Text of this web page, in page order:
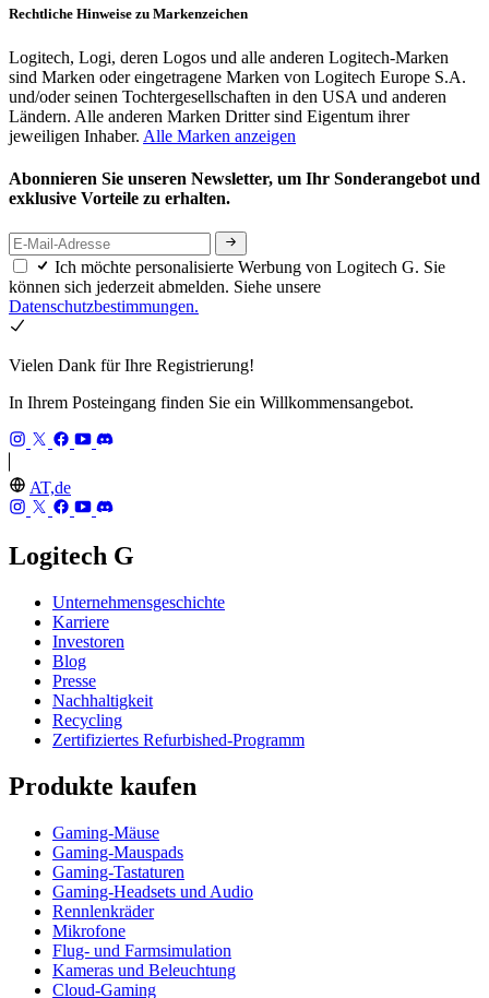
Rechtliche Hinweise zu Markenzeichen
Logitech, Logi, deren Logos und alle anderen Logitech-Marken
sind Marken oder eingetragene Marken von Logitech Europe S.A.
und/oder seinen Tochtergesellschaften in den USA und anderen
Ländern. Alle anderen Marken Dritter sind Eigentum ihrer
jeweiligen Inhaber. Alle Marken anzeigen
Abonnieren Sie unseren Newsletter, um Ihr Sonderangebot und
exklusive Vorteile zu erhalten.
Ich möchte personalisierte Werbung von Logitech G. Sie
können sich jederzeit abmelden. Siehe unsere
Datenschutzbestimmungen.
Vielen Dank für Ihre Registrierung!
In Ihrem Posteingang finden Sie ein Willkommensangebot.
AT,de
Logitech G
Unternehmensgeschichte
Karriere
Investoren
Blog
Presse
Nachhaltigkeit
Recycling
Zertifiziertes Refurbished-Programm
Produkte kaufen
Gaming-Mäuse
Gaming-Mauspads
Gaming-Tastaturen
Gaming-Headsets und Audio
Rennlenkräder
Mikrofone
Flug- und Farmsimulation
Kameras und Beleuchtung
Cloud-Gaming